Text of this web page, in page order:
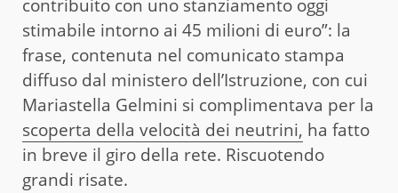
contribuito con uno stanziamento oggi
stimabile intorno ai 45 milioni di euro”: la
frase, contenuta nel comunicato stampa
diffuso dal ministero dell’Istruzione, con cui
Mariastella Gelmini si complimentava per la
scoperta della velocità dei neutrini, ha fatto
in breve il giro della rete. Riscuotendo
grandi risate.